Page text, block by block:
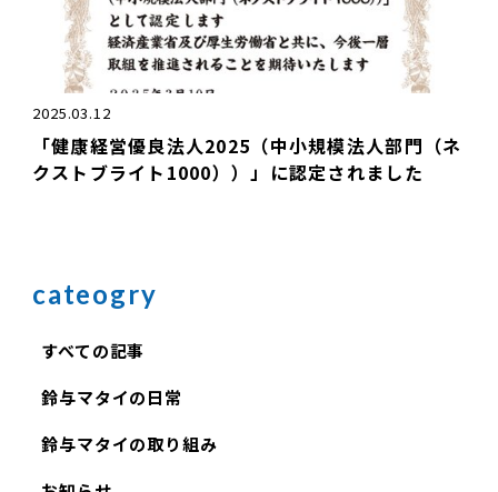
2025.03.12
「健康経営優良法人2025（中小規模法人部門（ネ
クストブライト1000））」に認定されました
cateogry
すべての記事
鈴与マタイの日常
鈴与マタイの取り組み